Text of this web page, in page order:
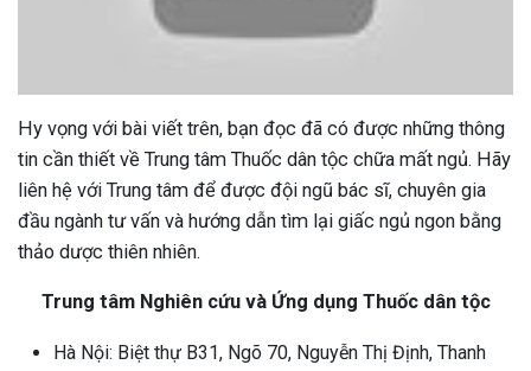
Hy vọng với bài viết trên, bạn đọc đã có được những thông
tin cần thiết về Trung tâm Thuốc dân tộc chữa mất ngủ. Hãy
liên hệ với Trung tâm để được đội ngũ bác sĩ, chuyên gia
đầu ngành tư vấn và hướng dẫn tìm lại giấc ngủ ngon bằng
thảo dược thiên nhiên.
Trung tâm Nghiên cứu và Ứng dụng Thuốc dân tộc
Hà Nội: Biệt thự B31, Ngõ 70, Nguyễn Thị Định, Thanh